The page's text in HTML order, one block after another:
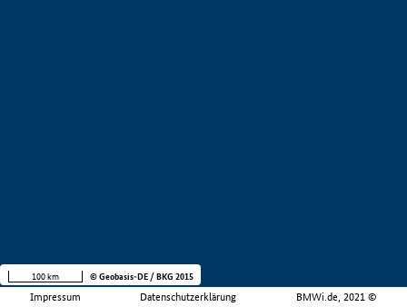
Impressum Datenschutzerklärung BMWi.de, 2021 ©
100 km © Geobasis-DE / BKG 2015